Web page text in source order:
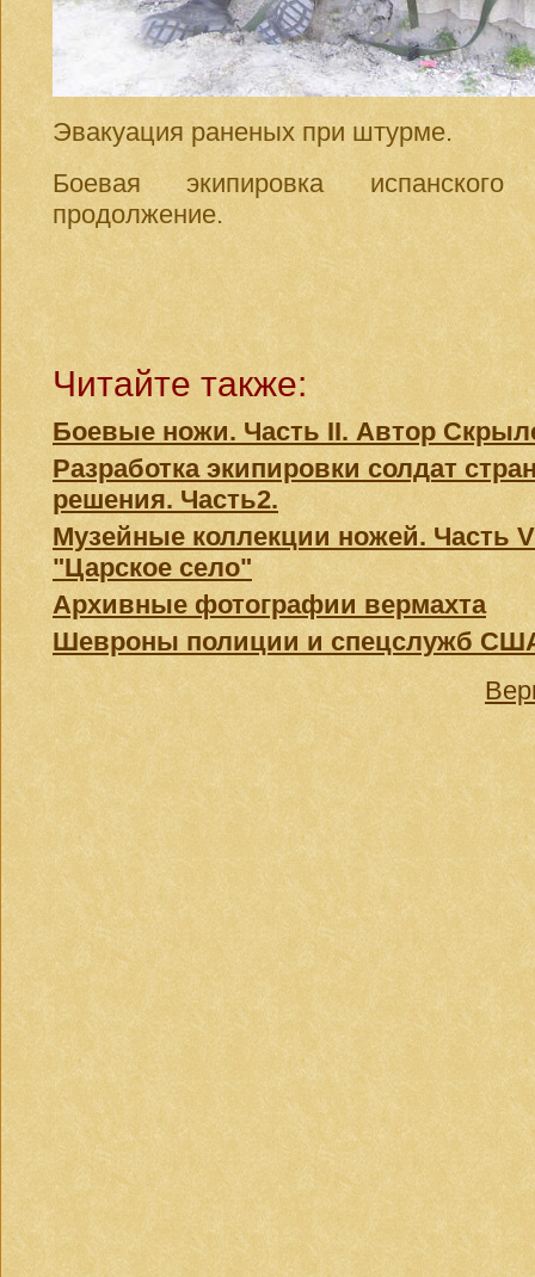
Эвакуация раненых при штурме.
Боевая экипировка испанского
продолжение.
Читайте также:
Боевые ножи. Часть II. Автор
Разработка экипировки солдат
решения. Часть2.
Музейные коллекции ножей. Часть
"Царское село"
Архивные фотографии вермахта
Шевроны полиции и спецслужб